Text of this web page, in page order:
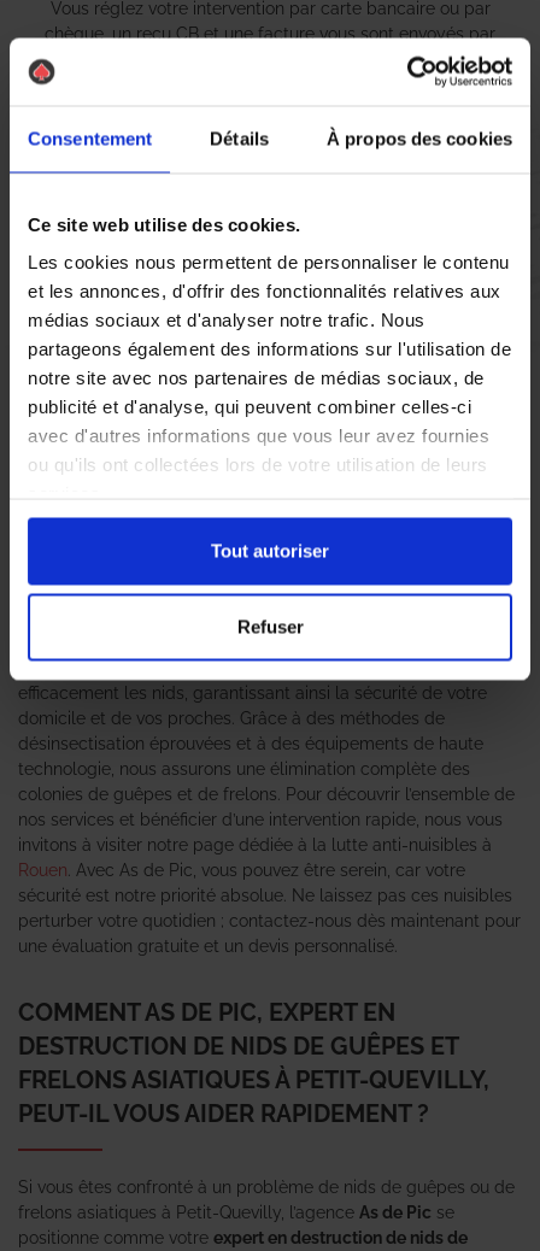
Consentement Détails À propos des cookies
Ce site web utilise des cookies.
Les cookies nous permettent de personnaliser le contenu
et les annonces, d'offrir des fonctionnalités relatives aux
médias sociaux et d'analyser notre trafic. Nous
partageons également des informations sur l'utilisation de
notre site avec nos partenaires de médias sociaux, de
publicité et d'analyse, qui peuvent combiner celles-ci
avec d'autres informations que vous leur avez fournies
ou qu'ils ont collectées lors de votre utilisation de leurs
Tout autoriser
Refuser
Vous réglez votre intervention par carte bancaire ou par
chèque, un reçu CB et une facture vous sont envoyés par
Vous recevez une demande d’évaluation de votre expérience
avec l’équipe AS DE PIC.
Nous avons pensé à tout
peut rapidement devenir une source de stress pour les
résidents. Il est crucial de réagir promptement face à cette
guêpes et frelons asiatiques. L’agence As de Pic se distingue
par son savoir-faire en matière de lutte contre ces nuisibles,
techniciens qualifiés sont formés pour identifier et traiter
efficacement les nids, garantissant ainsi la sécurité de votre
domicile et de vos proches. Grâce à des méthodes de
désinsectisation éprouvées et à des équipements de haute
technologie, nous assurons une élimination complète des
colonies de guêpes et de frelons. Pour découvrir l’ensemble de
nos services et bénéficier d’une intervention rapide, nous vous
invitons à visiter notre page dédiée à la lutte anti-nuisibles à
Rouen . Avec As de Pic, vous pouvez être serein, car votre
sécurité est notre priorité absolue. Ne laissez pas ces nuisibles
perturber votre quotidien ; contactez-nous dès maintenant pour
une évaluation gratuite et un devis personnalisé.
COMMENT AS DE PIC, EXPERT EN
DESTRUCTION DE NIDS DE GUÊPES ET
FRELONS ASIATIQUES À PETIT-QUEVILLY,
PEUT-IL VOUS AIDER RAPIDEMENT ?
Si vous êtes confronté à un problème de nids de guêpes ou de
frelons asiatiques à Petit-Quevilly, l’agence As de Pic se
positionne comme votre expert en destruction de nids de